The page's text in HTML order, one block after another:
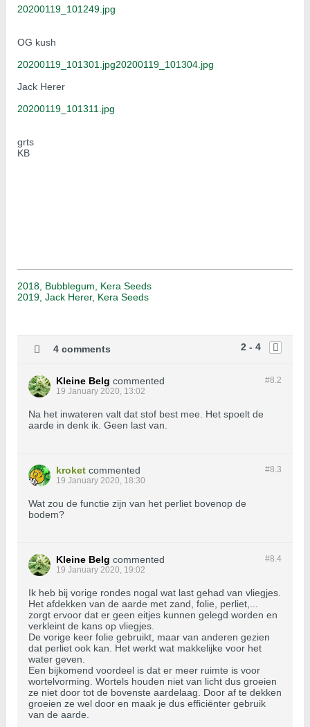
20200119_101249.jpg
OG kush
20200119_101301.jpg20200119_101304.jpg
Jack Herer
20200119_101311.jpg
grts
KB
2018, Bubblegum, Kera Seeds
2019, Jack Herer, Kera Seeds
2 - 4
4 comments
#8.2
Kleine Belg commented
19 January 2020, 13:02
Na het inwateren valt dat stof best mee. Het spoelt de
aarde in denk ik. Geen last van.
#8.3
kroket commented
19 January 2020, 18:30
Wat zou de functie zijn van het perliet bovenop de
bodem?
#8.4
Kleine Belg commented
19 January 2020, 19:02
Ik heb bij vorige rondes nogal wat last gehad van vliegjes.
Het afdekken van de aarde met zand, folie, perliet,...
zorgt ervoor dat er geen eitjes kunnen gelegd worden en
verkleint de kans op vliegjes.
De vorige keer folie gebruikt, maar van anderen gezien
dat perliet ook kan. Het werkt wat makkelijke voor het
water geven.
Een bijkomend voordeel is dat er meer ruimte is voor
wortelvorming. Wortels houden niet van licht dus groeien
ze niet door tot de bovenste aardelaag. Door af te dekken
groeien ze wel door en maak je dus efficiënter gebruik
van de aarde.